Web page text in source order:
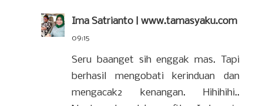
Ima Satrianto | www.tamasyaku.com
09:15
Seru baanget sih enggak mas. Tapi
berhasil mengobati kerinduan dan
mengacak2 kenangan. Hihihihi..